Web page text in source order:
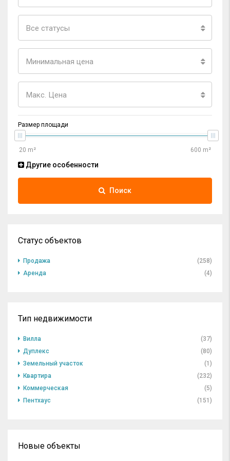
Все статусы
Минимальная цена
Макс. Цена
Размер площади
Другие особенности
Поиск
Статус объектов
Продажа
(258)
Аренда
(4)
Тип недвижимости
Вилла
(37)
Дуплекс
(80)
Земельный участок
(1)
Квартира
(232)
Коммерческая
(5)
Пентхаус
(151)
Новые объекты